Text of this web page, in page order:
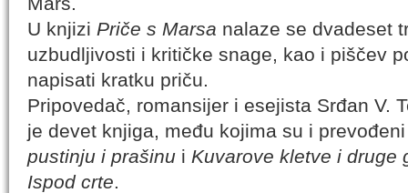
U knjizi Priče s Marsa nalaze se dvadeset
uzbudljivosti i kritičke snage, kao i piščev
napisati kratku priču.
Pripovedač, romansijer i esejista Srđan V.
je devet knjiga, među kojima su i
pustinju i prašinu i Kuvarove kletve i druge
Ispod crte.